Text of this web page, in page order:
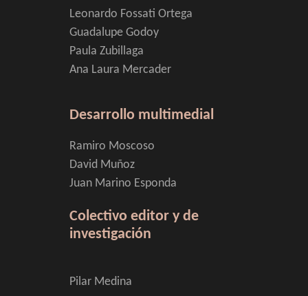
Leonardo Fossati Ortega
Guadalupe Godoy
Paula Zubillaga
Ana Laura Mercader
Desarrollo multimedial
Ramiro Moscoso
David Muñoz
Juan Marino Esponda
Colectivo editor y de
investigación
Pilar Medina